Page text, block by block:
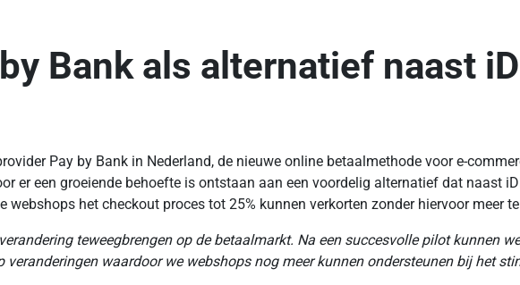
Bank als alternatief naast
Pay by Bank in Nederland, de nieuwe online betaalmethode voor e-
er een groeiende behoefte is ontstaan aan een voordelig alternatief dat naast
het checkout proces tot 25% kunnen verkorten zonder hiervoor meer
teweegbrengen op de betaalmarkt. Na een succesvolle pilot kunnen
waardoor we webshops nog meer kunnen ondersteunen bij het